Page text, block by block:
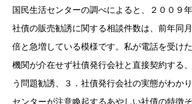
国民生活センターの調べによると、２００９
社債の販売勧誘に関する相談件数は、前年同
倍と急増している模様です。私が電話を受け
機関が介在せず社債発行会社と直接契約する
う問題勧誘、３．社債発行会社の実態がわか
センターが注意喚起するあやしい社債の特徴